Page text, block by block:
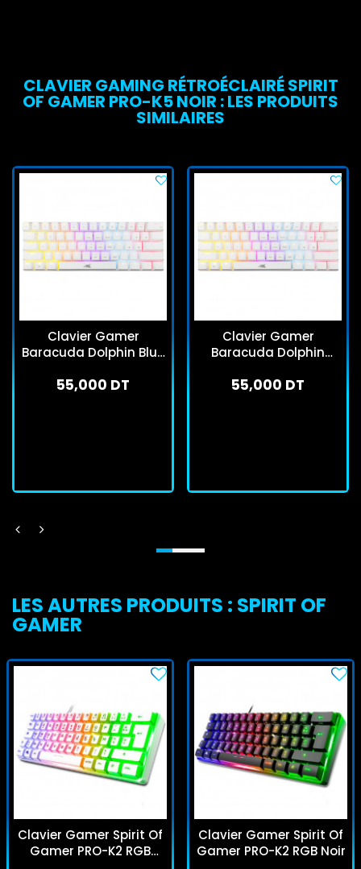
CLAVIER GAMING RÉTROÉCLAIRÉ SPIRIT
OF GAMER PRO-K5 NOIR : LES PRODUITS
SIMILAIRES
Clavier Gamer
Baracuda Dolphin Blue
55,000 DT
Clavier Gamer
Baracuda Dolphin
55,000 DT
LES AUTRES PRODUITS : SPIRIT OF
GAMER
Clavier Gamer Spirit Of
Gamer PRO-K2 RGB
Clavier Gamer Spirit Of
Gamer PRO-K2 RGB Noir